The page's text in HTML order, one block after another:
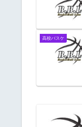
高校バスケ